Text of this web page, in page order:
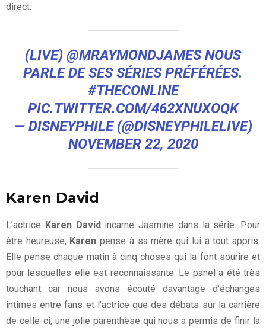
direct.
(LIVE) @MRAYMONDJAMESNOUS
PARLE DE SES SÉRIES PRÉFÉRÉES.
#THECONLINE
PIC.TWITTER.COM/462XNUXOQK
— DISNEYPHILE (@DISNEYPHILELIVE)
NOVEMBER 22, 2020
Karen David
L’actrice Karen Davidincarne Jasmine dans la série. Pour
être heureuse, Karen pense à sa mère qui lui a tout appris.
Elle pense chaque matin à cinq choses qui la font sourire et
pour lesquelles elle est reconnaissante. Le panel a été très
touchant car nous avons écouté davantage d’échanges
intimes entre fans et l’actrice que des débats sur la carrière
de celle-ci, une jolie parenthèse qui nous a permis de finir la